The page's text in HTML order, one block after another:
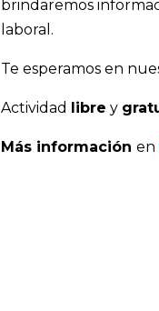
brindaremos
laboral.
Te esperamos en
Actividad libre y
Más información en